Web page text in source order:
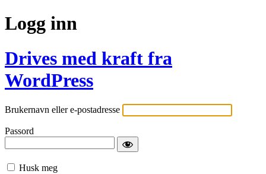
Logg inn
Drives med kraft fra
WordPress
Brukernavn eller e-postadresse
Passord
Husk meg